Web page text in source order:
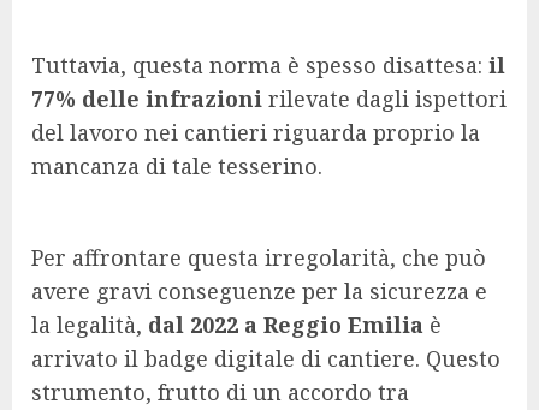
Tuttavia, questa norma è spesso disattesa: il
77% delle infrazioni rilevate dagli ispettori
del lavoro nei cantieri riguarda proprio la
mancanza di tale tesserino.
Per affrontare questa irregolarità, che può
avere gravi conseguenze per la sicurezza e
la legalità, dal 2022 a Reggio Emilia è
arrivato il badge digitale di cantiere. Questo
strumento, frutto di un accordo tra